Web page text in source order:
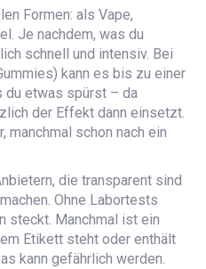
Formen: als Vape,
Je nachdem, was du
schnell und intensiv. Bei
kann es bis zu einer
du etwas spürst – da
der Effekt dann einsetzt.
manchmal schon nach ein
die transparent sind
Ohne Labortests
steckt. Manchmal ist ein
Etikett steht oder enthält
kann gefährlich werden.